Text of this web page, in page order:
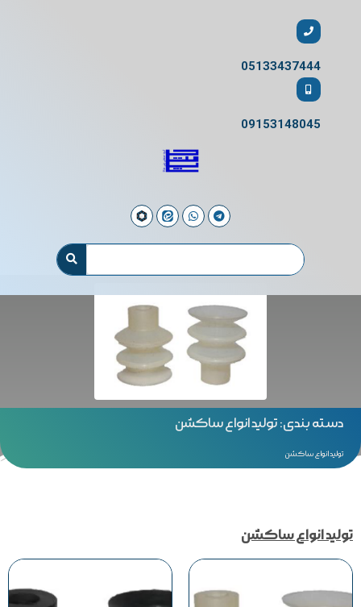
05133437444
09153148045
دسته بندی: تولید انواع ساکشن
تولید انواع ساکشن
تولید انواع ساکشن